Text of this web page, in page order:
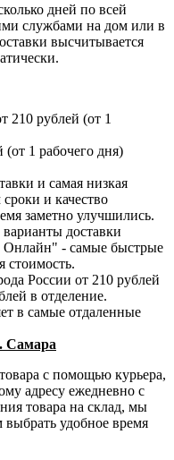
дней по всей
службами на дом или в
высчитывается
210 рублей (от 1
1 рабочего дня)
и самая низкая
и качество
заметно улучшились.
доставки
- самые быстрые
стоимость.
России от 210 рублей
в отделение.
в самые отдаленные
Самара
с помощью курьера,
адресу ежедневно с
товара на склад, мы
удобное время